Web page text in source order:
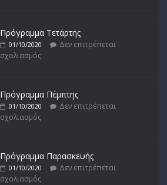
Πρόγραμμα Τετάρτης
01/10/2020
Δεν επιτρέπεται
σχολιασμός
Πρόγραμμα Πέμπτης
01/10/2020
Δεν επιτρέπεται
σχολιασμός
Πρόγραμμα Παρασκευής
01/10/2020
Δεν επιτρέπεται
σχολιασμός